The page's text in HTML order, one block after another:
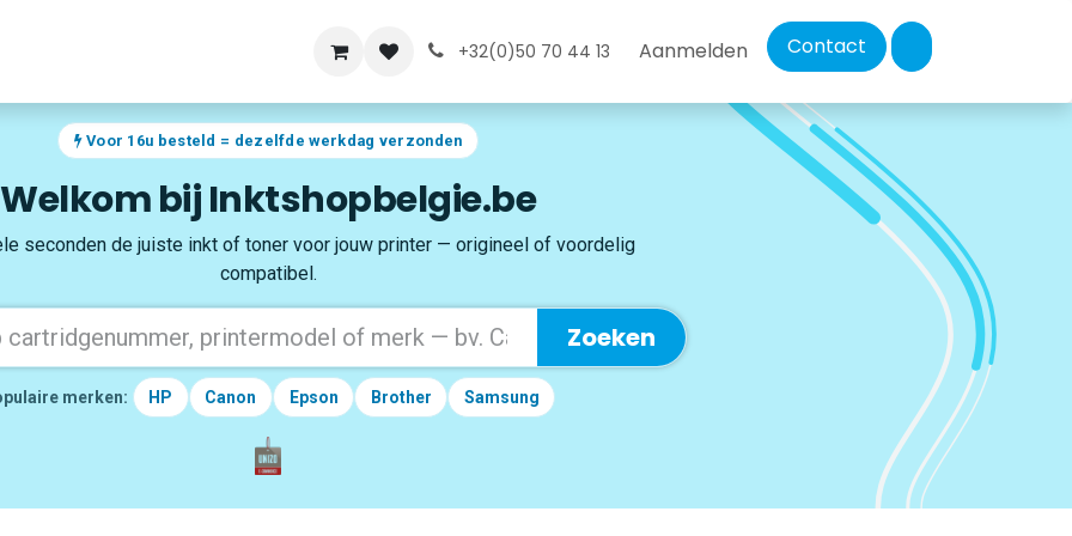
+32(0)50 70 44 13 Aanmelden Contact
Voor 16u besteld = dezelfde werkdag verzonden
Welkom bij Inktshopbelgie.be
seconden de juiste inkt of toner voor jouw printer — origineel of voordelig
compatibel.
Zoeken
merken: HP Canon Epson Brother Samsung